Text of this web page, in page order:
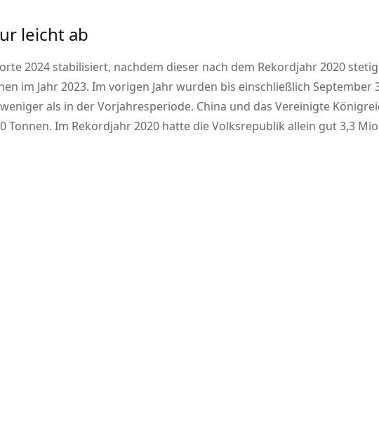
leicht ab
2024 stabilisiert, nachdem dieser nach dem Rekordjahr 2020
im Jahr 2023. Im vorigen Jahr wurden bis einschließlich September
als in der Vorjahresperiode. China und das Vereinigte
Tonnen. Im Rekordjahr 2020 hatte die Volksrepublik allein gut 3,3